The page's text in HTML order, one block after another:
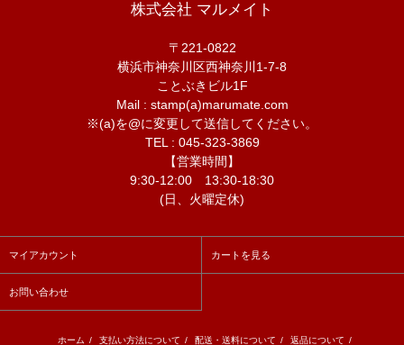
株式会社 マルメイト
〒221-0822
横浜市神奈川区西神奈川1-7-8
ことぶきビル1F
Mail : stamp(a)marumate.com
※(a)を@に変更して送信してください。
TEL : 045-323-3869
【営業時間】
9:30-12:00 13:30-18:30
(日、火曜定休)
マイアカウント カートを見る
お問い合わせ
ホーム / 支払い方法について / 配送・送料について / 返品について /